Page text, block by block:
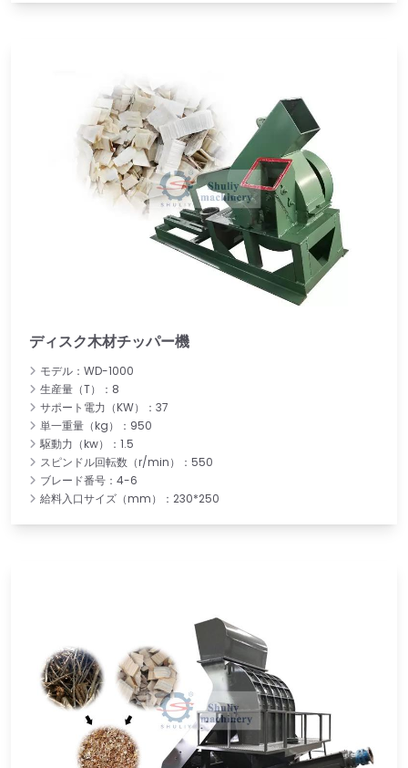
ディスク木材チッパー機
モデル：WD-1000
生産量（T）：8
サポート電力（KW）：37
単一重量（kg）：950
駆動力（kw）：1.5
スピンドル回転数（r/min）：550
ブレード番号：4-6
給料入口サイズ（mm）：230*250